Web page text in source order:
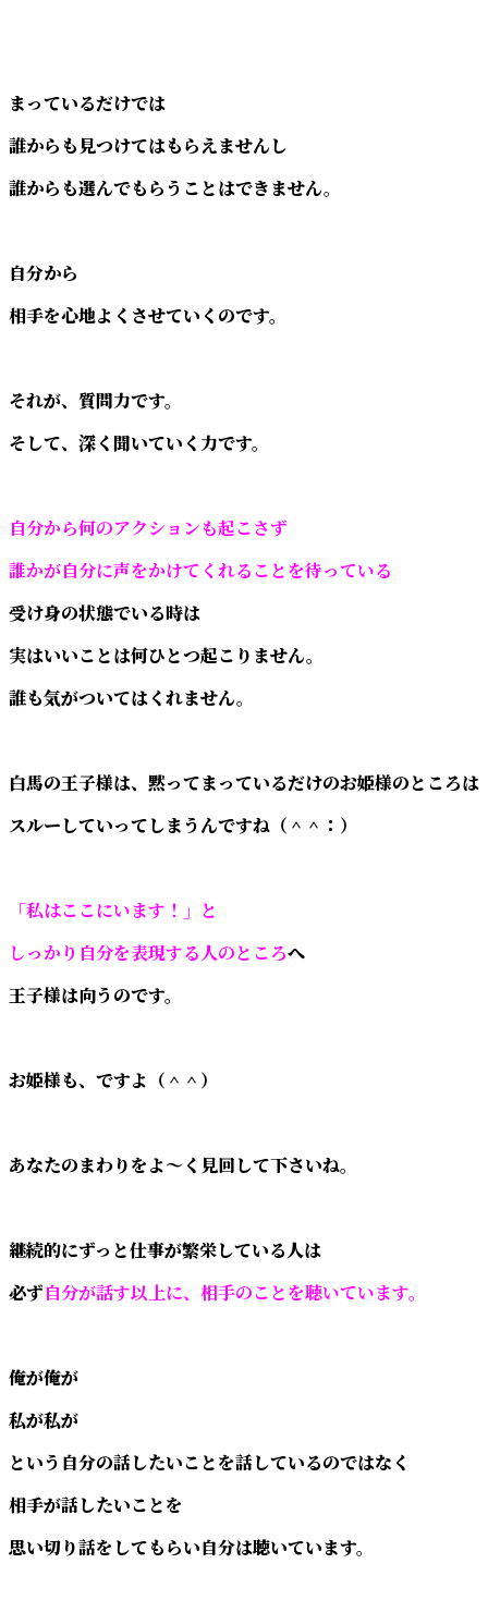
まっているだけでは
誰からも見つけてはもらえませんし
誰からも選んでもらうことはできません。
自分から
相手を心地よくさせていくのです。
それが、質問力です。
そして、深く聞いていく力です。
自分から何のアクションも起こさず
誰かが自分に声をかけてくれることを待っている
受け身の状態でいる時は
実はいいことは何ひとつ起こりません。
誰も気がついてはくれません。
白馬の王子様は、黙ってまっているだけのお姫様のところは
スルーしていってしまうんですね（＾＾：）
「私はここにいます！」と
しっかり自分を表現する人のところへ
王子様は向うのです。
お姫様も、ですよ（＾＾）
あなたのまわりをよ～く見回して下さいね。
継続的にずっと仕事が繁栄している人は
必ず自分が話す以上に、相手のことを聴いています。
俺が俺が
私が私が
という自分の話したいことを話しているのではなく
相手が話したいことを
思い切り話をしてもらい自分は聴いています。